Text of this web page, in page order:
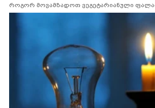
როგორ მოვამზადოთ ვეგეტარიანული